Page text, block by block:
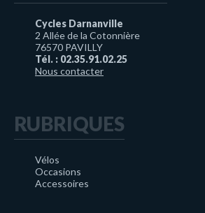
Cycles Darnanville
2 Allée de la Cotonnière
76570 PAVILLY
Tél. : 02.35.91.02.25
Nous contacter
RUBRIQUES
Vélos
Occasions
Accessoires